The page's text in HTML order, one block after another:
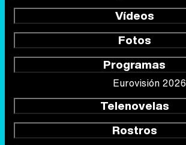
Vídeos
Fotos
Programas
Eurovisión 2026
Telenovelas
Rostros